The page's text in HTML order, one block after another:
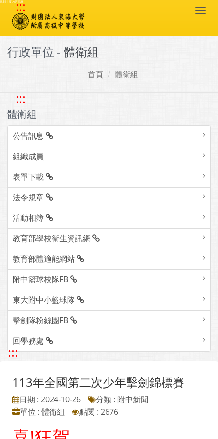
跳到主要內容區塊
:::
行政單位 - 體衛組
首頁 體衛組
:::
體衛組
公告訊息
組織成員
表單下載
法令規章
活動相簿
教育部學校衛生資訊網
教育部體適能網站
附中籃球校隊FB
東大附中小籃球隊
擊劍隊粉絲團FB
回學務處
:::
113年全國第二次少年擊劍錦標賽
日期 : 2024-10-26
分類 : 附中新聞
單位 : 體衛組
點閱 : 2676